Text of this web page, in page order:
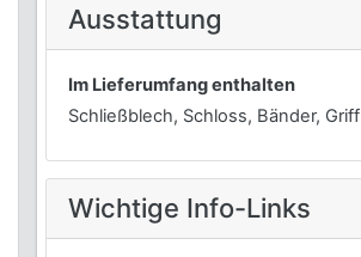
Ausstattung
Im Lieferumfang enthalten
Schließblech, Schloss, Bänder, Griff
Wichtige Info-Links